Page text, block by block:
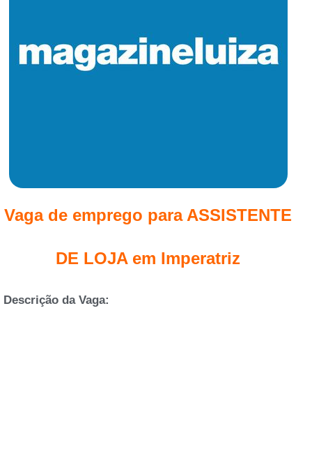
Vaga de emprego para ASSISTENTE
DE LOJA em Imperatriz
Descrição da Vaga: